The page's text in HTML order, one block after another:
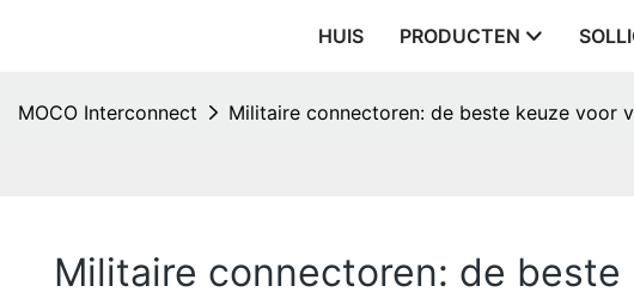
HUIS PRODUCTEN
MOCO Interconnect Militaire connectoren: de beste keuze voor
Militaire connectoren: de